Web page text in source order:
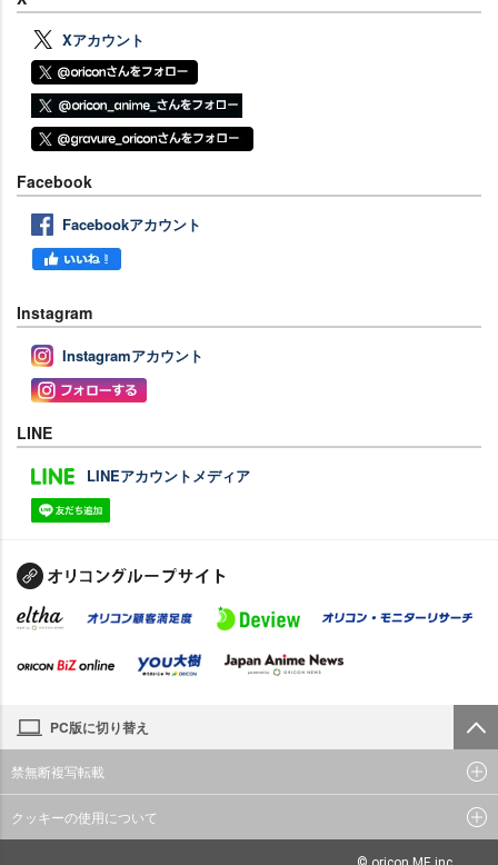
Xアカウント
Facebook
Facebookアカウント
Instagram
Instagramアカウント
LINE
LINEアカウントメディア
PC版に切り替え
禁無断複写転載
クッキーの使用について